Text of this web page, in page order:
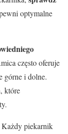
optymalne
często oferuje
górne i dolne.
, które
Każdy piekarnik